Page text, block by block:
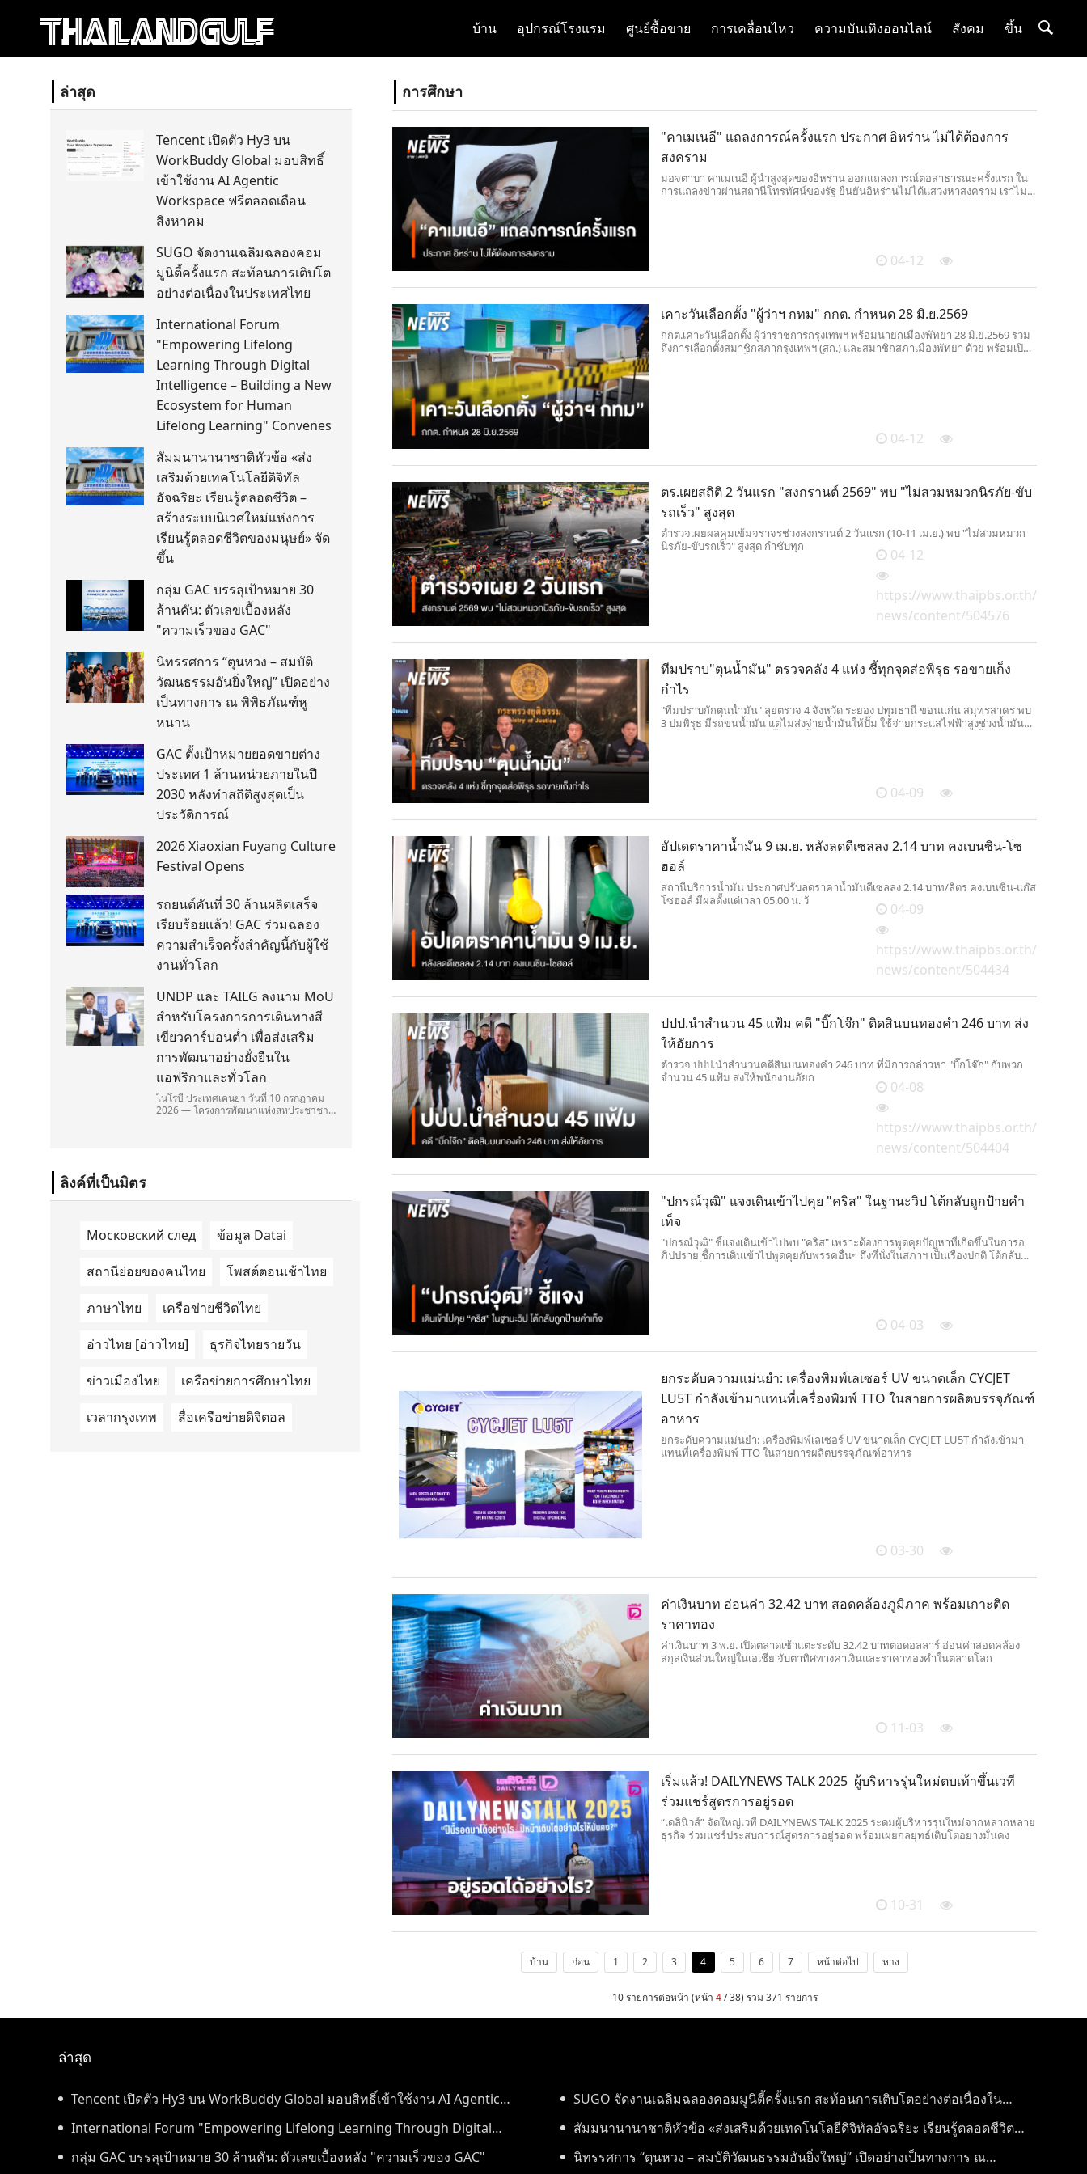
บ้าน อุปกรณ์โรงแรม ศูนย์ซื้อขาย การเคลื่อนไหว ความบันเทิงออนไลน์ สังคม ขึ้น
ล่าสุด
Tencent เปิดตัว Hy3 บน
WorkBuddy Global มอบสิทธิ์
เข้าใช้งาน AI Agentic
Workspace ฟรีตลอดเดือน
สิงหาคม
SUGO จัดงานเฉลิมฉลองคอม
มูนิตี้ครั้งแรก สะท้อนการเติบโต
อย่างต่อเนื่องในประเทศไทย
International Forum
"Empowering Lifelong
Learning Through Digital
Intelligence – Building a New
Ecosystem for Human
Lifelong Learning" Convenes
สัมมนานานาชาติหัวข้อ «ส่ง
เสริมด้วยเทคโนโลยีดิจิทัล
อัจฉริยะ เรียนรู้ตลอดชีวิต –
สร้างระบบนิเวศใหม่แห่งการ
เรียนรู้ตลอดชีวิตของมนุษย์» จัด
ขึ้น
กลุ่ม GAC บรรลุเป้าหมาย 30
ล้านคัน: ตัวเลขเบื้องหลัง
"ความเร็วของ GAC"
นิทรรศการ “ตุนหวง – สมบัติ
วัฒนธรรมอันยิ่งใหญ่” เปิดอย่าง
เป็นทางการ ณ พิพิธภัณฑ์หู
หนาน
GAC ตั้งเป้าหมายยอดขายต่าง
ประเทศ 1 ล้านหน่วยภายในปี
2030 หลังทำสถิติสูงสุดเป็น
ประวัติการณ์
2026 Xiaoxian Fuyang Culture
Festival Opens
รถยนต์คันที่ 30 ล้านผลิตเสร็จ
เรียบร้อยแล้ว! GAC ร่วมฉลอง
ความสำเร็จครั้งสำคัญนี้กับผู้ใช้
งานทั่วโลก
UNDP และ TAILG ลงนาม MoU
สำหรับโครงการการเดินทางสี
เขียวคาร์บอนต่ำ เพื่อส่งเสริม
การพัฒนาอย่างยั่งยืนใน
แอฟริกาและทั่วโลก
ไนโรบี ประเทศเคนยา วันที่ 10 กรกฎาคม
2026 — โครงการพัฒนาแห่งสหประชาชาติ
ลิงค์ที่เป็นมิตร
Московский след ข้อมูล Datai
สถานีย่อยของคนไทย โพสต์ตอนเช้าไทย
ภาษาไทย เครือข่ายชีวิตไทย
อ่าวไทย [อ่าวไทย] ธุรกิจไทยรายวัน
ข่าวเมืองไทย เครือข่ายการศึกษาไทย
เวลากรุงเทพ สื่อเครือข่ายดิจิตอล
การศึกษา
"คาเมเนอี" แถลงการณ์ครั้งแรก ประกาศ อิหร่าน ไม่ได้ต้องการ
สงคราม
มอจตาบา คาเมเนอี ผู้นำสูงสุดของอิหร่าน ออกแถลงการณ์ต่อสาธารณะครั้งแรก ใน
การแถลงข่าวผ่านสถานีโทรทัศน์ของรัฐ ยืนยันอิหร่านไม่ได้แสวงหาสงคราม เราไม่
04-12
เคาะวันเลือกตั้ง "ผู้ว่าฯ กทม" กกต. กำหนด 28 มิ.ย.2569
กกต.เคาะวันเลือกตั้ง ผู้ว่าราชการกรุงเทพฯ พร้อมนายกเมืองพัทยา 28 มิ.ย.2569 รวม
ถึงการเลือกตั้งสมาชิกสภากรุงเทพฯ (สก.) และสมาชิกสภาเมืองพัทยา ด้วย พร้อมเปิด
04-12
ตร.เผยสถิติ 2 วันแรก "สงกรานต์ 2569" พบ "ไม่สวมหมวกนิรภัย-ขับ
รถเร็ว" สูงสุด
ตำรวจเผยผลคุมเข้มจราจรช่วงสงกรานต์ 2 วันแรก (10-11 เม.ย.) พบ "ไม่สวมหมวก
นิรภัย-ขับรถเร็ว" สูงสุด กำชับทุก
04-12
https://www.thaipbs.or.th/
news/content/504576
ทีมปราบ"ตุนน้ำมัน" ตรวจคลัง 4 แห่ง ชี้ทุกจุดส่อพิรุธ รอขายเก็ง
กำไร
"ทีมปราบกักตุนน้ำมัน" ลุยตรวจ 4 จังหวัด ระยอง ปทุมธานี ขอนแก่น สมุทรสาคร พบ
3 ปมพิรุธ มีรถขนน้ำมัน แต่ไม่ส่งจ่ายน้ำมันให้ปั๊ม ใช้จ่ายกระแสไฟฟ้าสูงช่วงน้ำมัน
04-09
อัปเดตราคาน้ำมัน 9 เม.ย. หลังลดดีเซลลง 2.14 บาท คงเบนซิน-โซ
ฮอล์
สถานีบริการน้ำมัน ประกาศปรับลดราคาน้ำมันดีเซลลง 2.14 บาท/ลิตร คงเบนซิน-แก๊ส
โซฮอล์ มีผลตั้งแต่เวลา 05.00 น. วั
04-09
https://www.thaipbs.or.th/
news/content/504434
ปปป.นำสำนวน 45 แฟ้ม คดี "บิ๊กโจ๊ก" ติดสินบนทองคำ 246 บาท ส่ง
ให้อัยการ
ตำรวจ ปปป.นำสำนวนคดีสินบนทองคำ 246 บาท ที่มีการกล่าวหา "บิ๊กโจ๊ก" กับพวก
จำนวน 45 แฟ้ม ส่งให้พนักงานอัยก
04-08
https://www.thaipbs.or.th/
news/content/504404
"ปกรณ์วุฒิ" แจงเดินเข้าไปคุย "คริส" ในฐานะวิป โต้กลับถูกป้ายคำ
เท็จ
"ปกรณ์วุฒิ" ชี้แจงเดินเข้าไปพบ "คริส" เพราะต้องการพูดคุยปัญหาที่เกิดขึ้นในการอ
ภิปปราย ชี้การเดินเข้าไปพูดคุยกับพรรคอื่นๆ ถึงที่นั่งในสภาฯ เป็นเรื่องปกติ โต้กลับ
04-03
ยกระดับความแม่นยำ: เครื่องพิมพ์เลเซอร์ UV ขนาดเล็ก CYCJET
LU5T กำลังเข้ามาแทนที่เครื่องพิมพ์ TTO ในสายการผลิตบรรจุภัณฑ์
อาหาร
ยกระดับความแม่นยำ: เครื่องพิมพ์เลเซอร์ UV ขนาดเล็ก CYCJET LU5T กำลังเข้ามา
แทนที่เครื่องพิมพ์ TTO ในสายการผลิตบรรจุภัณฑ์อาหาร
03-30
ค่าเงินบาท อ่อนค่า 32.42 บาท สอดคล้องภูมิภาค พร้อมเกาะติด
ราคาทอง
ค่าเงินบาท 3 พ.ย. เปิดตลาดเช้าแตะระดับ 32.42 บาทต่อดอลลาร์ อ่อนค่าสอดคล้อง
สกุลเงินส่วนใหญ่ในเอเชีย จับตาทิศทางค่าเงินและราคาทองคำในตลาดโลก
11-03
เริ่มแล้ว! DAILYNEWS TALK 2025 ผู้บริหารรุ่นใหม่ตบเท้าขึ้นเวที
ร่วมแชร์สูตรการอยู่รอด
“เดลินิวส์” จัดใหญ่เวที DAILYNEWS TALK 2025 ระดมผู้บริหารรุ่นใหม่จากหลากหลาย
ธุรกิจ ร่วมแชร์ประสบการณ์สูตรการอยู่รอด พร้อมเผยกลยุทธ์เติบโตอย่างมั่นคง
10-31
บ้าน ก่อน 1 2 3 4 5 6 7 หน้าต่อไป หาง
10 รายการต่อหน้า (หน้า 4/ 38) รวม 371 รายการ
ล่าสุด
Tencent เปิดตัว Hy3 บน WorkBuddy Global มอบสิทธิ์เข้าใช้งาน AI Agentic
Workspace ฟรีตลอดเดือนสิงหาคม
SUGO จัดงานเฉลิมฉลองคอมมูนิตี้ครั้งแรก สะท้อนการเติบโตอย่างต่อเนื่องใน
ประเทศไทย
International Forum "Empowering Lifelong Learning Through Digital
Intelligence – Building a New Ecosystem for Human Lifelong Learning"
สัมมนานานาชาติหัวข้อ «ส่งเสริมด้วยเทคโนโลยีดิจิทัลอัจฉริยะ เรียนรู้ตลอดชีวิต –
สร้างระบบนิเวศใหม่แห่งการเรียนรู้ตลอดชีวิตของมนุษย์» จัดขึ้น
กลุ่ม GAC บรรลุเป้าหมาย 30 ล้านคัน: ตัวเลขเบื้องหลัง "ความเร็วของ GAC" นิทรรศการ “ตุนหวง – สมบัติวัฒนธรรมอันยิ่งใหญ่” เปิดอย่างเป็นทางการ ณ